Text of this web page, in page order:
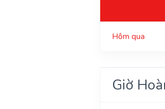
Hôm qua
Giờ